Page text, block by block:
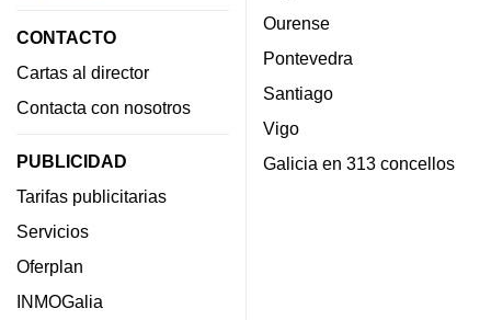
CONTACTO
Cartas al director
Contacta con nosotros
PUBLICIDAD
Tarifas publicitarias
Servicios
Oferplan
INMOGalia
Ourense
Pontevedra
Santiago
Vigo
Galicia en 313 concellos